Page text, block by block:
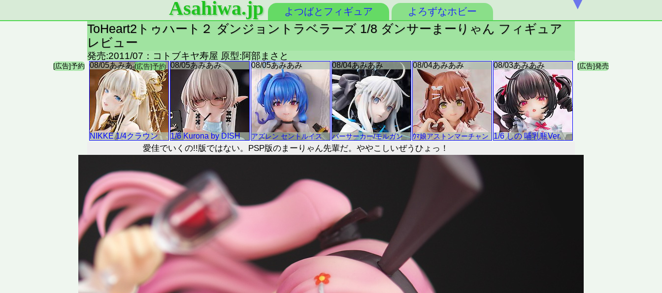
Asahiwa.jp よつばとフィギュア よろずなホビー
ToHeart2トゥハート２ ダンジョントラベラーズ 1/8 ダンサーまーりゃん フィギュア
レビュー
発売:2011/07：コトブキヤ寿屋 原型:阿部まさと
愛佳でいくの!!版ではない。PSP版のまーりゃん先輩だ。ややこしいぜうひょっ！
▼